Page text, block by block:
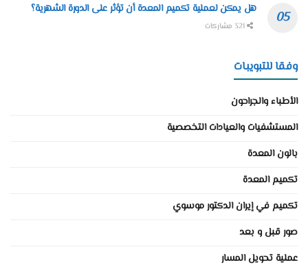
هل يمكن لعملية تكميم المعدة أن تؤثر على الدورة الشهرية؟
وفقا للتبويبات
الأطباء والجراحون
المستشفيات والعيادات التخصصية
بالون المعدة
تكميم المعدة
تكميم في إيران الدكتور موسوي
صور قبل و بعد
عملية تحويل المسار